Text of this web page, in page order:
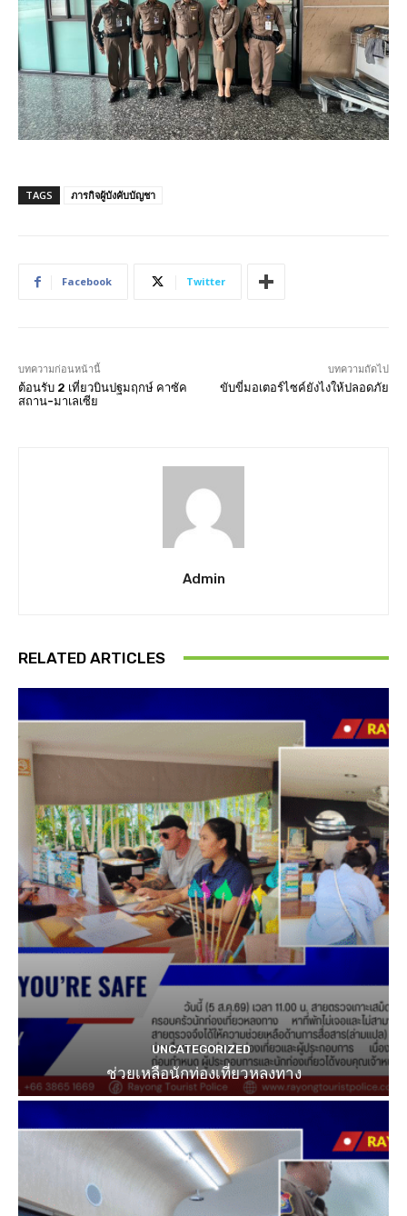
TAGS ภารกิจผู้บังคับบัญชา
Facebook Twitter
บทความก่อนหน้านี้
ต้อนรับ 2 เที่ยวบินปฐมฤกษ์ คาซัค
สถาน-มาเลเซีย
บทความถัดไป
ขับขี่มอเตอร์ไซค์ยังไงให้ปลอดภัย
Admin
RELATED ARTICLES
UNCATEGORIZED
ช่วยเหลือนักท่องเที่ยวหลงทาง